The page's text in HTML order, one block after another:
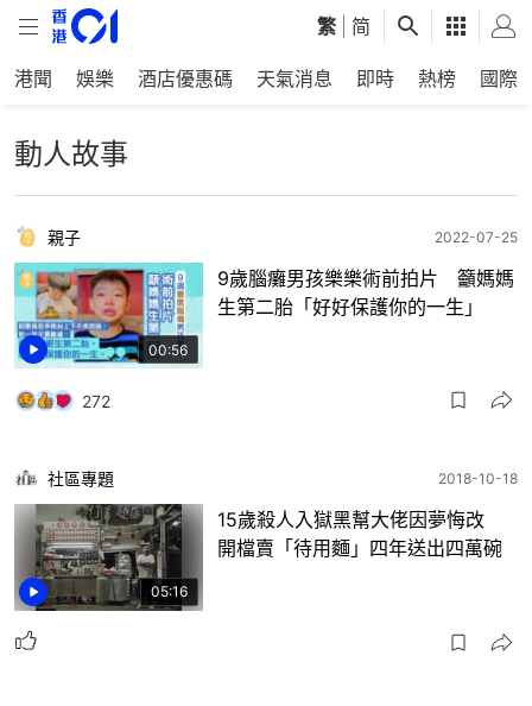
繁 简
港聞 娛樂 酒店優惠碼 天氣消息 即時 熱榜 國際
動人故事
00:56
親子 2022-07-25
9歲腦癱男孩樂樂術前拍片 籲媽媽
生第二胎「好好保護你的一生」
272
05:16
社區專題 2018-10-18
15歲殺人入獄黑幫大佬因夢悔改
開檔賣「待用麵」四年送出四萬碗